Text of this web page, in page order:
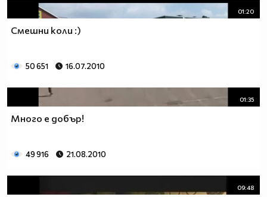
01:20
Смешни коли :)
50 651 16.07.2010
01:35
Много е добър!
49 916 21.08.2010
09:48